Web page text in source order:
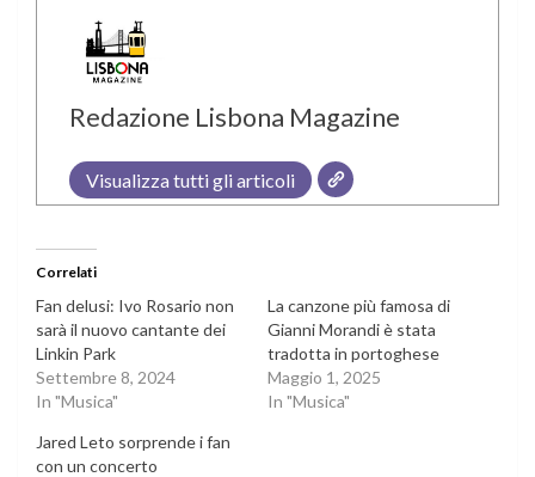
Redazione Lisbona Magazine
Visualizza tutti gli articoli
Correlati
Fan delusi: Ivo Rosario non
sarà il nuovo cantante dei
Linkin Park
Settembre 8, 2024
In "Musica"
La canzone più famosa di
Gianni Morandi è stata
tradotta in portoghese
Maggio 1, 2025
In "Musica"
Jared Leto sorprende i fan
con un concerto